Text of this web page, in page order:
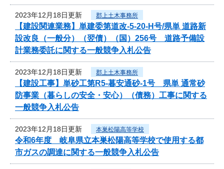
2023年12月18日更新 郡上土木事務所
【建設関連業務】単建委第道改-5-20-H号/県単 道路新
設改良（一般分）（翌債）（国）256号 道路予備設
計業務委託に関する一般競争入札公告
2023年12月18日更新 郡上土木事務所
【建設工事】単砂工第R5-暮安通砂-1号 県単 通常砂
防事業（暮らしの安全・安心）（債務）工事に関する
一般競争入札公告
2023年12月18日更新 本巣松陽高等学校
令和6年度 岐阜県立本巣松陽高等学校で使用する都
市ガスの調達に関する一般競争入札公告